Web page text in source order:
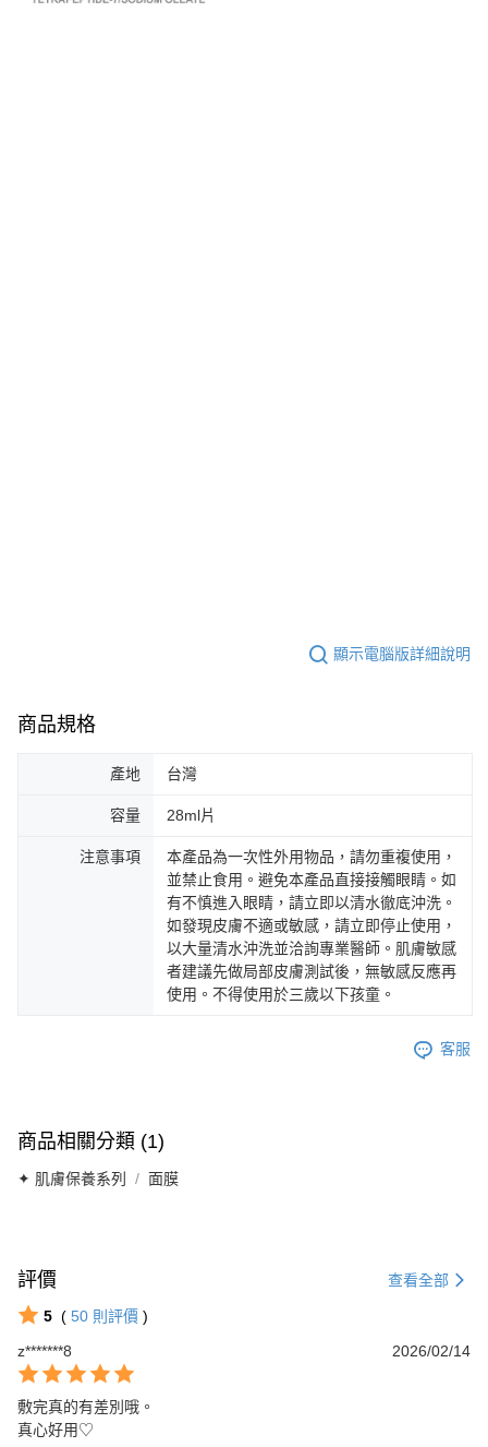
顯示電腦版詳細說明
商品規格
產地 台灣
容量 28ml片
注意事項
本產品為一次性外用物品，請勿重複使用，
並禁止食用。避免本產品直接接觸眼睛。如
有不慎進入眼睛，請立即以清水徹底沖洗。
如發現皮膚不適或敏感，請立即停止使用，
以大量清水沖洗並洽詢專業醫師。肌膚敏感
者建議先做局部皮膚測試後，無敏感反應再
使用。不得使用於三歲以下孩童。
客服
商品相關分類 (1)
✦ 肌膚保養系列 面膜
評價 查看全部
5 ( 50 則評價 )
z*******8
2026/02/14
敷完真的有差別哦。
真心好用♡